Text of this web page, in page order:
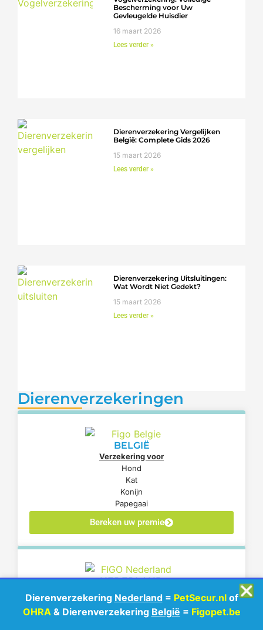
Bescherming voor Uw
Gevleugelde Huisdier
16 maart 2026
Lees verder »
Dierenverzekering Vergelijken
België: Complete Gids 2026
15 maart 2026
Lees verder »
Dierenverzekering Uitsluitingen:
Wat Wordt Niet Gedekt?
15 maart 2026
Lees verder »
Dierenverzekeringen
BELGIË
Verzekering voor
Hond
Kat
Konijn
Papegaai
Bereken uw premie
NEDERLAND
Verzekering voor
Hond
Kat
❎
Dierenverzekering Nederland= PetSecur.nlof
OHRA& Dierenverzekering België = Figopet.be